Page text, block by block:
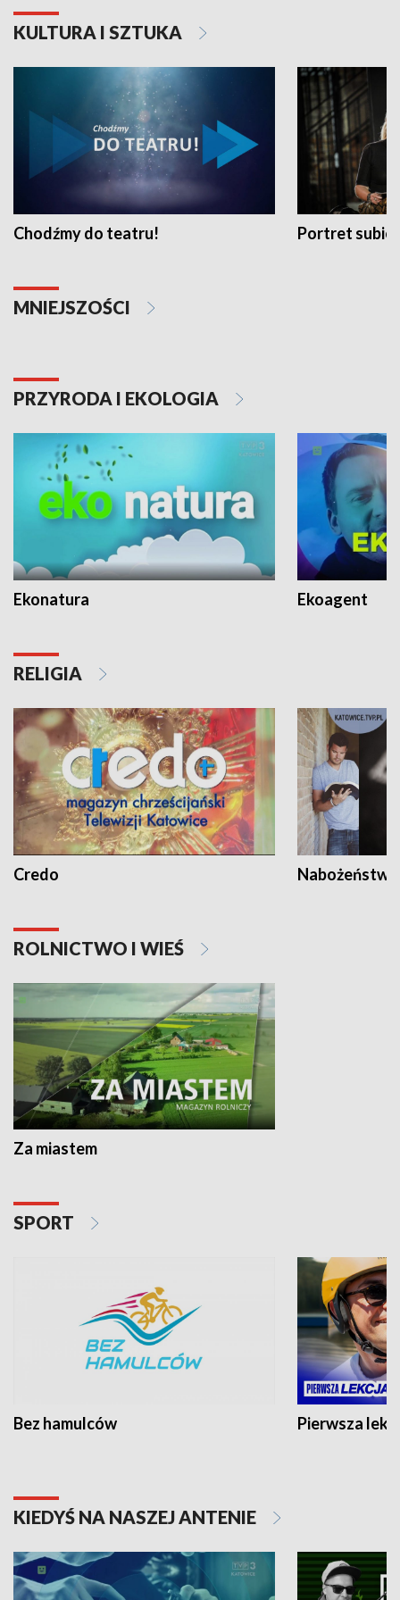
KULTURA I SZTUKA
Chodźmy do teatru! Portret
MNIEJSZOŚCI
PRZYRODA I EKOLOGIA
Ekonatura Ekoagent
RELIGIA
Credo
ROLNICTWO I WIEŚ
Za miastem
SPORT
Bez hamulców Pierwsza
KIEDYŚ NA NASZEJ ANTENIE